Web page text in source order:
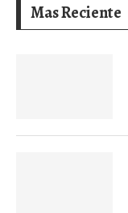
Mas Reciente